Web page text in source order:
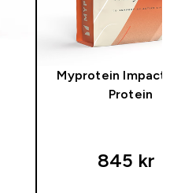
Myprotein Impact
Protein
845 kr‎